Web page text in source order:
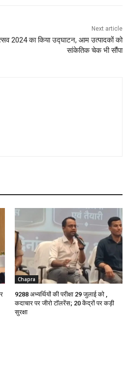
Next article
2024 का किया उद्घाटन, आम उत्पादकों को
सांकेतिक चेक भी सौंपा
Chapra
9288 अभ्यर्थियों की परीक्षा 29 जुलाई को ,
कदाचार पर जीरो टॉलरेंस; 20 केंद्रों पर कड़ी
सुरक्षा